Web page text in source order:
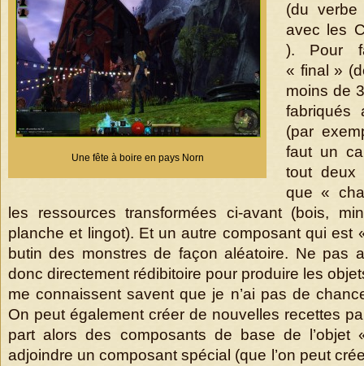
Une fête à boire en pays Norn
(du
avec les
). Pour
« final »
moins de
fabriqués
(par
faut un
tout deux
que «
les ressources transformées ci-avant (bois,
planche et lingot). Et un autre composant qui est
butin des monstres de façon aléatoire. Ne pas
donc directement rédibitoire pour produire les
me connaissent savent que je n’ai pas de
On peut également créer de nouvelles recettes
part alors des composants de base de l’objet
adjoindre un composant spécial (que l’on peut